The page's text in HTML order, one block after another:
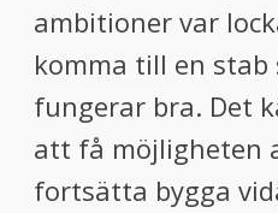
ambitioner var
komma till en stab
fungerar bra. Det
att få möjligheten
fortsätta bygga